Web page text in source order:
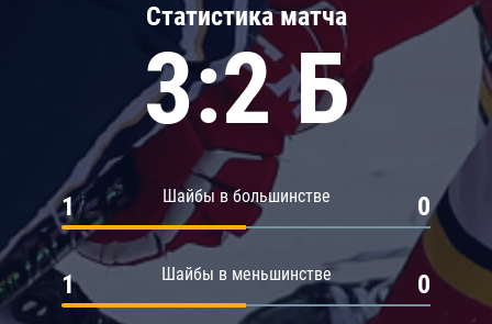
Статистика матча
3:2 Б
Шайбы в большинстве
1 0
Шайбы в меньшинстве
1 0